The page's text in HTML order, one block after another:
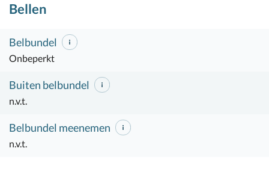
Bellen
Belbundel
Onbeperkt
Buiten belbundel
n.v.t.
Belbundel meenemen
n.v.t.